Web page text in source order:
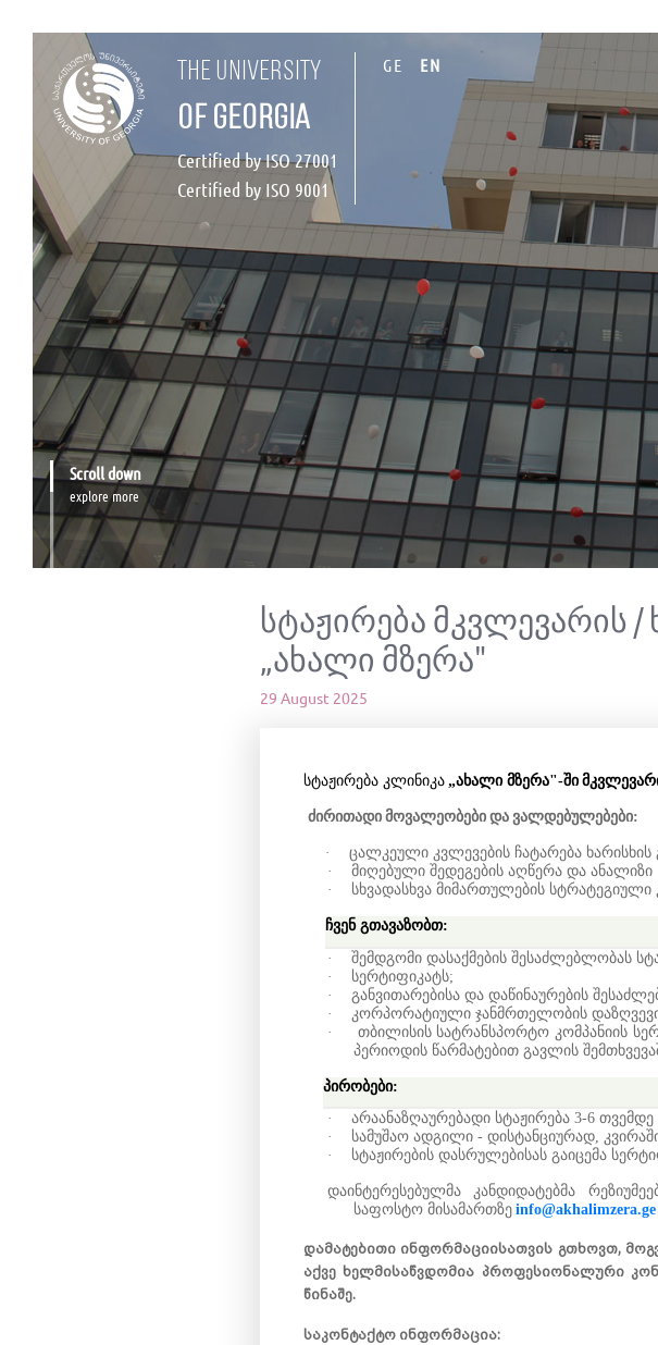
the university
of georgia
Certified by ISO 27001
Certified by ISO 9001
GE EN
Scroll down
explore more
სტაჟირება მკვლევარის /
„ახალი მზერა"
29 August 2025
სტაჟირება კლინიკა „ახალი მზერა"-ში
ძირითადი მოვალეობები და ვალდებულებები:
·
ცალკეული კვლევების ჩატარება ხარისხის
·
მიღებული შედეგების აღწერა და ანალიზი
·
სხვადასხვა მიმართულების
ჩვენ გთავაზობთ:
·
შემდგომი დასაქმების შესაძლებლობას
·
სერტიფიკატს;
·
განვითარებისა და დაწინაურების
·
კორპორატიული ჯანმრთელობის
·
თბილისის სატრანსპორტო კომპანიის
პერიოდის წარმატებით გავლის
პირობები:
·
არაანაზღაურებადი სტაჟირება 3-6
·
სამუშაო ადგილი - დისტანციურად,
·
სტაჟირების დასრულებისას გაიცემა
დაინტერესებულმა კანდიდატებმა
საფოსტო მისამართზე info@akhalimzera.ge
დამატებითი ინფორმაციისათვის გთხოვთ,
აქვე ხელმისაწვდომია პროფესიონალური
წინაშე.
საკონტაქტო ინფორმაცია: